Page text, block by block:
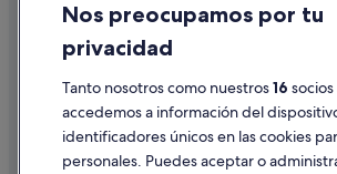
Condiciones de uso
Información legal/contacto
Pautas sobre el contenido y cómo denunciar
Ayuda
Nos preocupamos por tu
privacidad
Tanto nosotros como nuestros16
accedemos a información del
identificadores únicos en las cookies
personales. Puedes aceptar o